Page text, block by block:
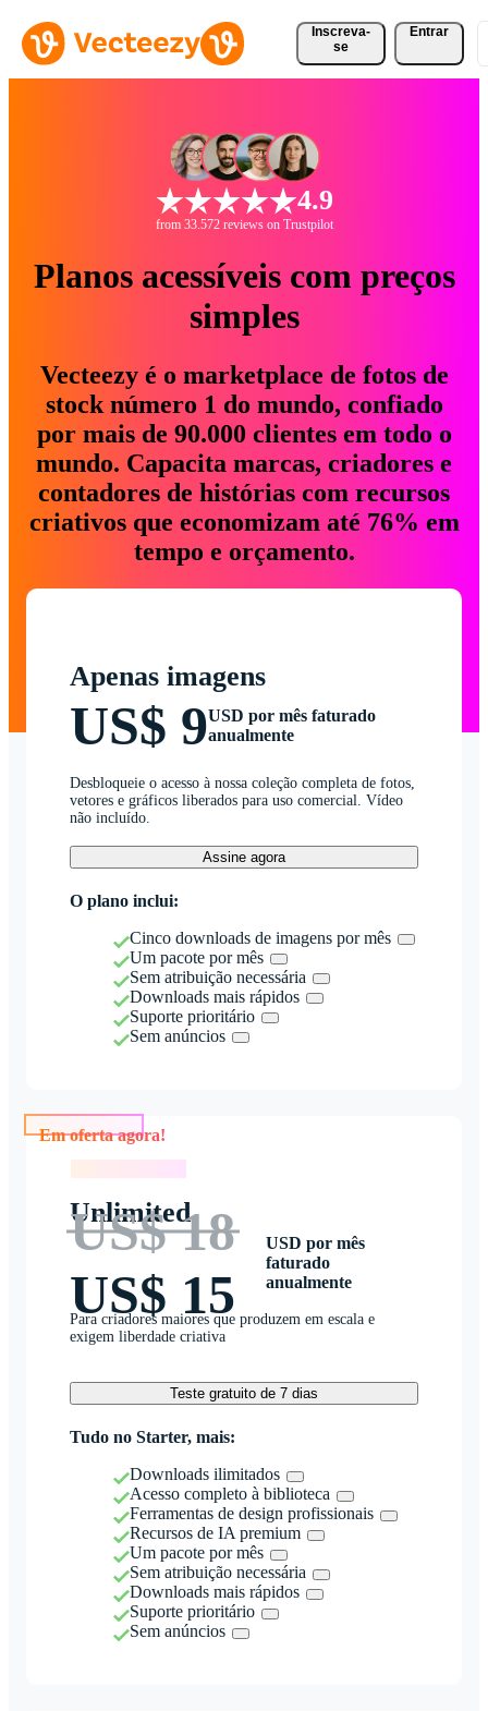
Inscreva-
se
Entrar
4.9
from 33.572 reviews on Trustpilot
Planos acessíveis com preços
simples
Vecteezy é o marketplace de fotos de
stock número 1 do mundo, confiado
por mais de 90.000 clientes em todo o
mundo. Capacita marcas, criadores e
contadores de histórias com recursos
criativos que economizam até 76% em
tempo e orçamento.
Apenas imagens
US$ 9USD por mês faturado
anualmente
Desbloqueie o acesso à nossa coleção completa de fotos,
vetores e gráficos liberados para uso comercial. Vídeo
não incluído.
Assine agora
O plano inclui:
Cinco downloads de imagens por mês
Um pacote por mês
Sem atribuição necessária
Downloads mais rápidos
Suporte prioritário
Sem anúncios
Unlimited
US$ 18
US$ 15
USD por mês
faturado
anualmente
Para criadores maiores que produzem em escala e
exigem liberdade criativa
Teste gratuito de 7 dias
Tudo no Starter, mais:
Downloads ilimitados
Acesso completo à biblioteca
Ferramentas de design profissionais
Recursos de IA premium
Um pacote por mês
Sem atribuição necessária
Downloads mais rápidos
Suporte prioritário
Sem anúncios